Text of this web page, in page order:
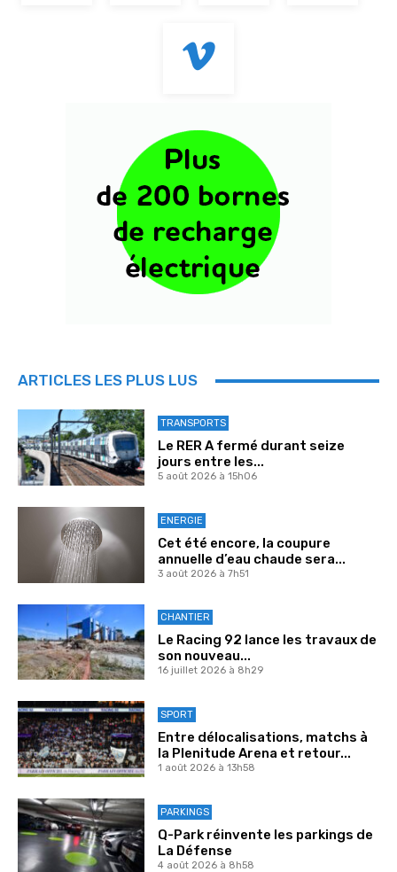
ARTICLES LES PLUS LUS
TRANSPORTS
Le RER A fermé durant seize
jours entre les...
5 août 2026 à 15h06
ENERGIE
Cet été encore, la coupure
annuelle d’eau chaude sera...
3 août 2026 à 7h51
CHANTIER
Le Racing 92 lance les travaux de
son nouveau...
16 juillet 2026 à 8h29
SPORT
Entre délocalisations, matchs à
la Plenitude Arena et retour...
1 août 2026 à 13h58
PARKINGS
Q-Park réinvente les parkings de
La Défense
4 août 2026 à 8h58